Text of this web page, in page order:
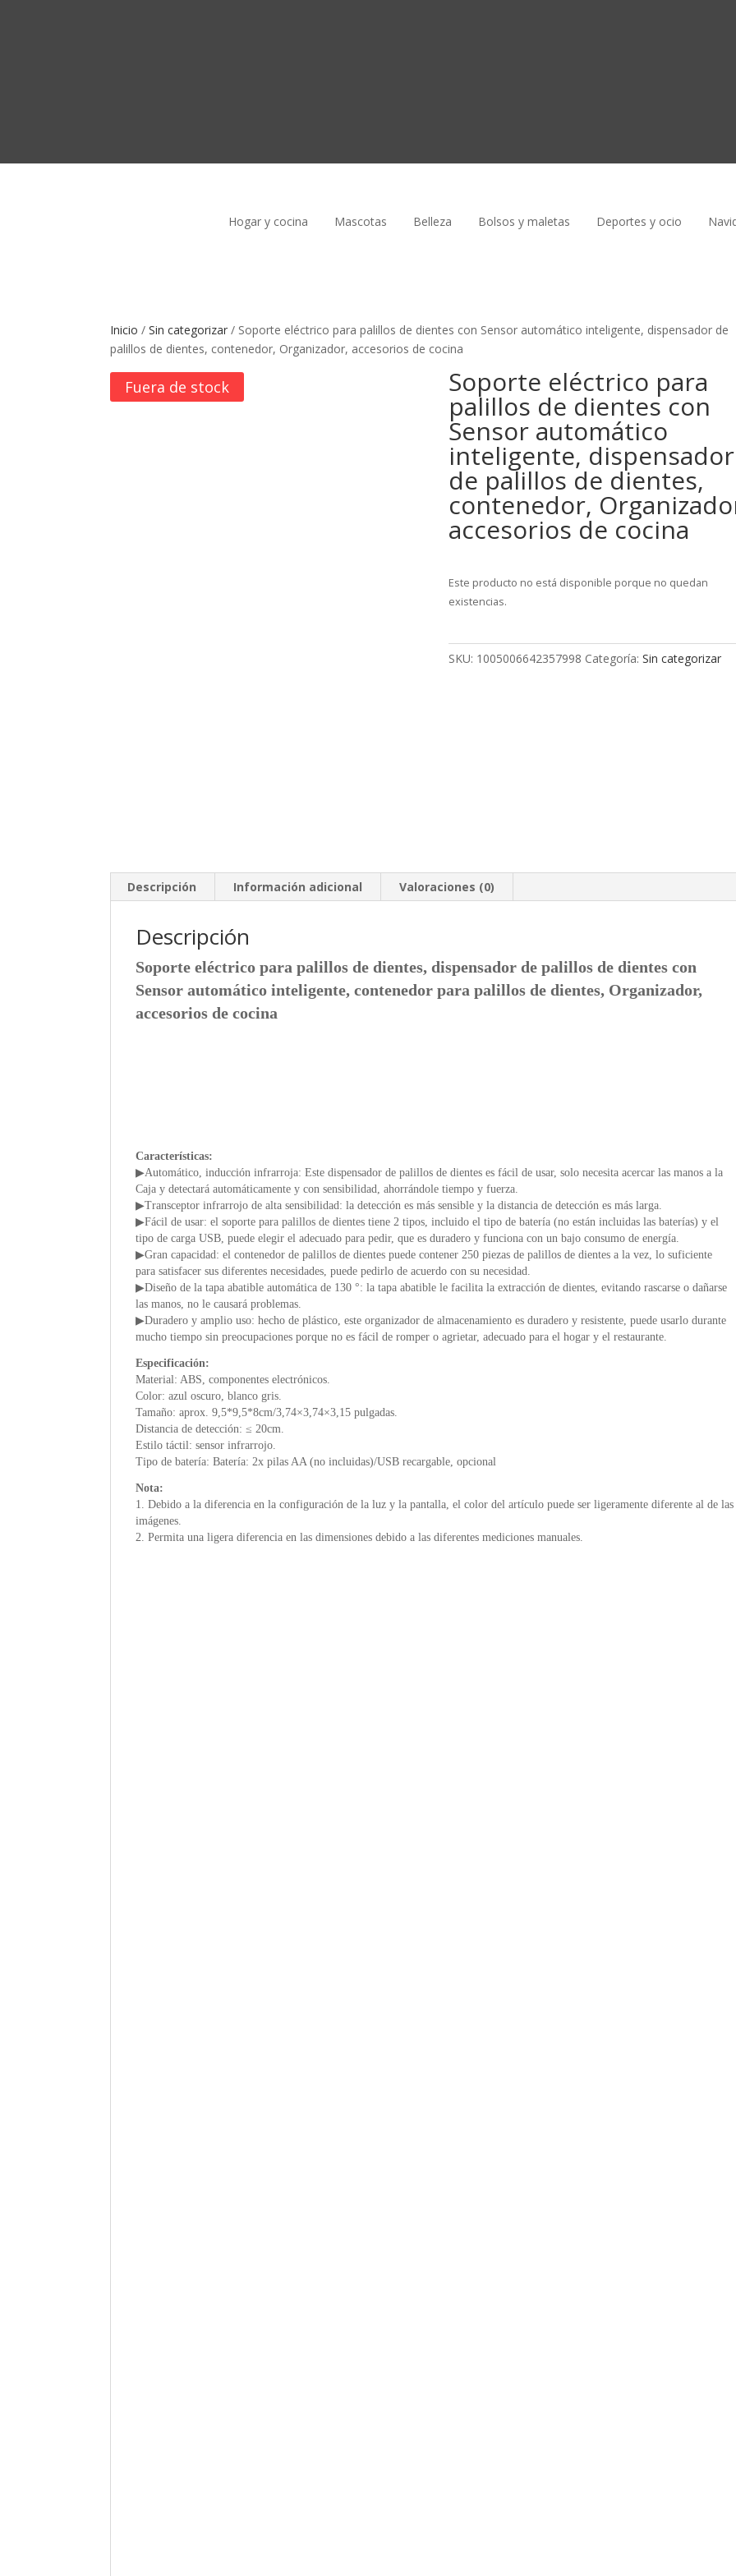
Hogar y cocina Mascotas Belleza Bolsos y maletas Deportes y ocio
Inicio /Sin categorizar / Soporte eléctrico para palillos de dientes con Sensor automático inteligente, dispensador de
palillos de dientes, contenedor, Organizador, accesorios de cocina
Fuera de stock Soporte eléctrico para
palillos de dientes con
Sensor automático
inteligente, dispensador
de palillos de dientes,
contenedor,
accesorios de cocina
Este producto no está disponible porque no quedan
existencias.
SKU: 1005006642357998 Categoría: Sin categorizar
Descripción Información adicional Valoraciones (0)
Descripción
Soporte eléctrico para palillos de dientes, dispensador de palillos de dientes con
Sensor automático inteligente, contenedor para palillos de dientes, Organizador,
accesorios de cocina
Características:
▶Automático, inducción infrarroja: Este dispensador de palillos de dientes es fácil de usar, solo necesita acercar las manos a la
Caja y detectará automáticamente y con sensibilidad, ahorrándole tiempo y fuerza.
▶Transceptor infrarrojo de alta sensibilidad: la detección es más sensible y la distancia de detección es más larga.
▶Fácil de usar: el soporte para palillos de dientes tiene 2 tipos, incluido el tipo de batería (no están incluidas las baterías) y el
tipo de carga USB, puede elegir el adecuado para pedir, que es duradero y funciona con un bajo consumo de energía.
▶Gran capacidad: el contenedor de palillos de dientes puede contener 250 piezas de palillos de dientes a la vez, lo suficiente
para satisfacer sus diferentes necesidades, puede pedirlo de acuerdo con su necesidad.
▶Diseño de la tapa abatible automática de 130 °: la tapa abatible le facilita la extracción de dientes, evitando rascarse o dañarse
las manos, no le causará problemas.
▶Duradero y amplio uso: hecho de plástico, este organizador de almacenamiento es duradero y resistente, puede usarlo durante
mucho tiempo sin preocupaciones porque no es fácil de romper o agrietar, adecuado para el hogar y el restaurante.
Especificación:
Material: ABS, componentes electrónicos.
Color: azul oscuro, blanco gris.
Tamaño: aprox. 9,5*9,5*8cm/3,74×3,74×3,15 pulgadas.
Distancia de detección: ≤ 20cm.
Estilo táctil: sensor infrarrojo.
Tipo de batería: Batería: 2x pilas AA (no incluidas)/USB recargable, opcional
Nota:
1. Debido a la diferencia en la configuración de la luz y la pantalla, el color del artículo puede ser ligeramente diferente al de las
imágenes.
2. Permita una ligera diferencia en las dimensiones debido a las diferentes mediciones manuales.